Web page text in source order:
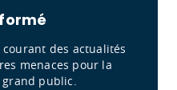
des actualités
menaces pour la
public.